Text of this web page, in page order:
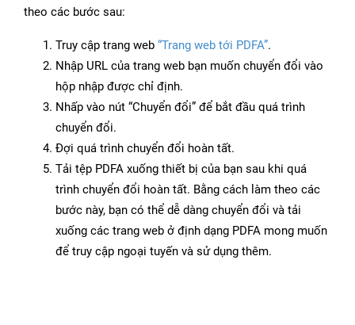
theo các bước sau:
Truy cập trang web “Trang web tới PDFA”.
Nhập URL của trang web bạn muốn chuyển đổi vào
hộp nhập được chỉ định.
Nhấp vào nút “Chuyển đổi” để bắt đầu quá trình
chuyển đổi.
Đợi quá trình chuyển đổi hoàn tất.
Tải tệp PDFA xuống thiết bị của bạn sau khi quá
trình chuyển đổi hoàn tất. Bằng cách làm theo các
bước này, bạn có thể dễ dàng chuyển đổi và tải
xuống các trang web ở định dạng PDFA mong muốn
để truy cập ngoại tuyến và sử dụng thêm.